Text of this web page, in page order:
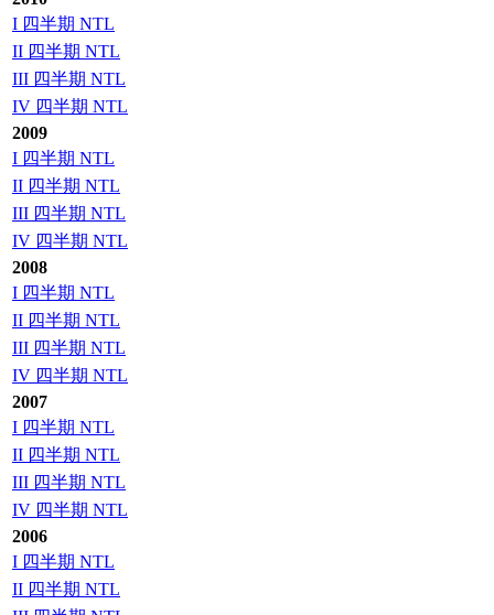
I 四半期 NTL
II 四半期 NTL
III 四半期 NTL
IV 四半期 NTL
2009
I 四半期 NTL
II 四半期 NTL
III 四半期 NTL
IV 四半期 NTL
2008
I 四半期 NTL
II 四半期 NTL
III 四半期 NTL
IV 四半期 NTL
2007
I 四半期 NTL
II 四半期 NTL
III 四半期 NTL
IV 四半期 NTL
2006
I 四半期 NTL
II 四半期 NTL